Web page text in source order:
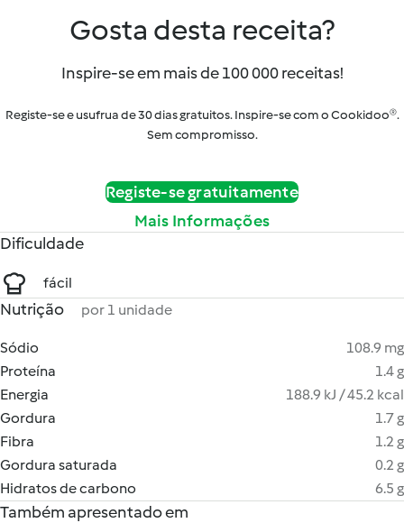
Gosta desta receita?
Inspire-se em mais de 100 000 receitas!
Registe-se e usufrua de 30 dias gratuitos. Inspire-se com o Cookidoo®.
Sem compromisso.
Registe-se gratuitamente
Mais Informações
Dificuldade
fácil
Nutrição por 1 unidade
Sódio
108.9 mg
Proteína
1.4 g
Energia
188.9 kJ / 45.2 kcal
Gordura
1.7 g
Fibra
1.2 g
Gordura saturada
0.2 g
Hidratos de carbono
6.5 g
Também apresentado em